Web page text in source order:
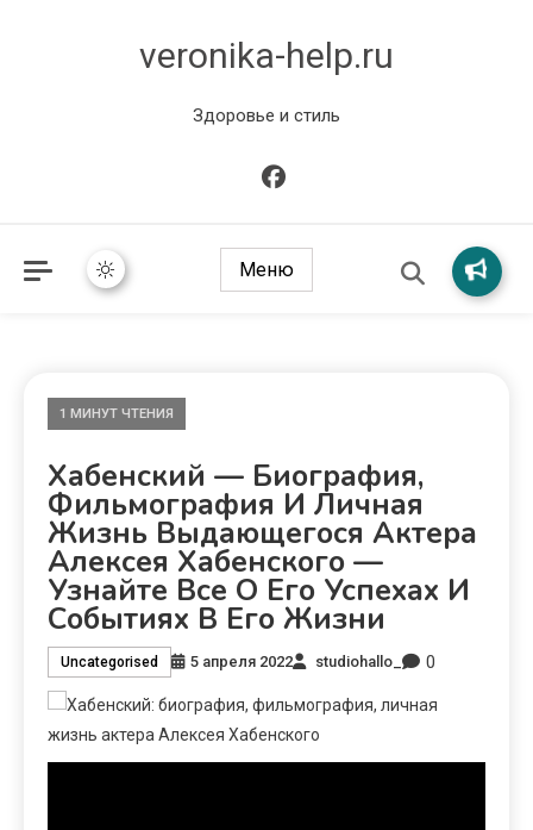
veronika-help.ru
Здоровье и стиль
Меню
1 МИНУТ ЧТЕНИЯ
Хабенский — Биография,
Фильмография И Личная
Жизнь Выдающегося Актера
Алексея Хабенского —
Узнайте Все О Его Успехах И
Событиях В Его Жизни
Uncategorised 5 апреля 2022 studiohallo_ 0